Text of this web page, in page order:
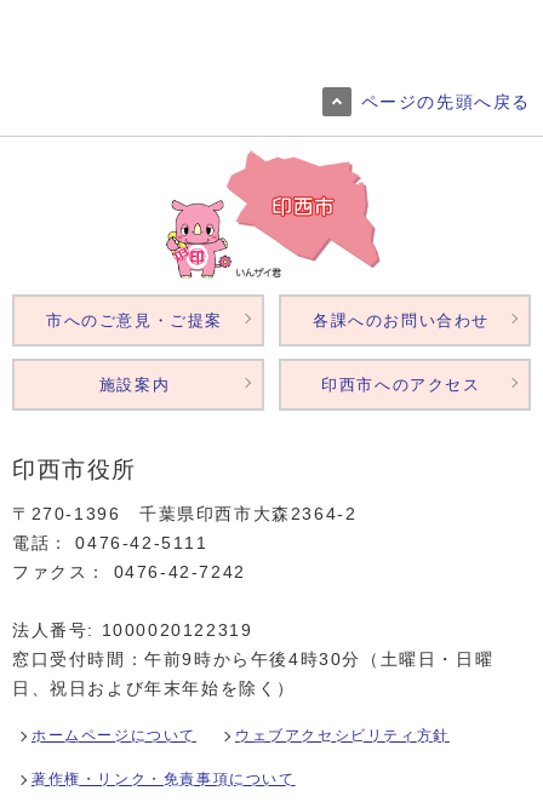
ページの先頭へ戻る
印西市役所
〒270-1396 千葉県印西市大森2364‐2
電話： 0476‐42‐5111
ファクス： 0476‐42‐7242
法人番号: 1000020122319
窓口受付時間：午前9時から午後4時30分（土曜日・日曜
日、祝日および年末年始を除く）
ホームページについて ウェブアクセシビリティ方針
著作権・リンク・免責事項について
市へのご意見・ご提案 各課へのお問い合わせ
施設案内 印西市へのアクセス